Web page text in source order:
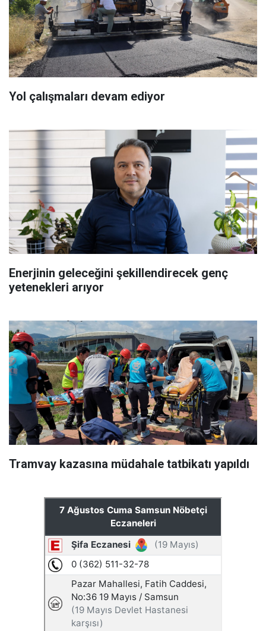
Yol çalışmaları devam ediyor
Enerjinin geleceğini şekillendirecek genç
yetenekleri arıyor
Tramvay kazasına müdahale tatbikatı yapıldı